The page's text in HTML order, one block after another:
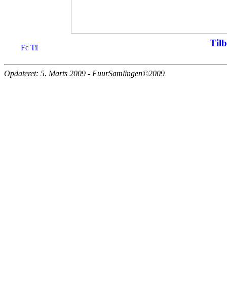
Opdateret: 5. Marts 2009 - FuurSamlingen©2009